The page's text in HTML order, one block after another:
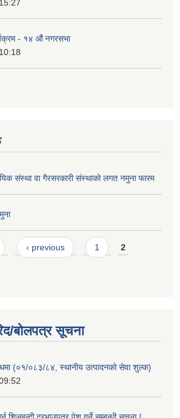
- १४ औं नगरसभा
संस्था वा गैरसरकारी संस्थाको लगत नमुना फारम
‹ previous 1 2
बोलपत्र सूचना
(०१/०८३/८४, स्थानीय उत्पादनको सेवा शुल्क)